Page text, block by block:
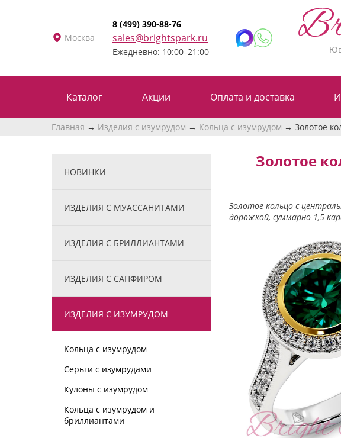
Москва
8 (499) 390-88-76
sales@brightspark.ru
Ежедневно: 10:00–21:00
Каталог Акции Оплата и доставка
Главная Изделия с изумрудом Кольца с изумрудом Золотое
НОВИНКИ
ИЗДЕЛИЯ С МУАССАНИТАМИ
ИЗДЕЛИЯ С БРИЛЛИАНТАМИ
ИЗДЕЛИЯ С САПФИРОМ
ИЗДЕЛИЯ С ИЗУМРУДОМ
Кольца с изумрудом
Серьги с изумрудами
Кулоны с изумрудом
Кольца с изумрудом и
бриллиантами
Золотое
Золотое кольцо с
дорожкой, суммарно 1,5